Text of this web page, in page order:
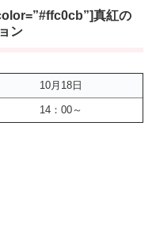
真紅の
ン
10月18日
14：00～